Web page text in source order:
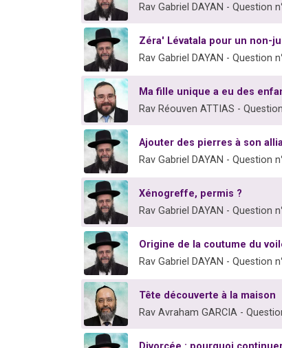
Rav Gabriel DAYAN - Question
Zéra' Lévatala pour un non-
Rav Gabriel DAYAN - Question
Ma fille unique a eu des
Rav Réouven ATTIAS -
Ajouter des pierres à son
Rav Gabriel DAYAN - Question
Xénogreffe, permis ?
Rav Gabriel DAYAN - Question
Origine de la coutume du
Rav Gabriel DAYAN - Question
Tête découverte à la maison
Rav Avraham GARCIA -